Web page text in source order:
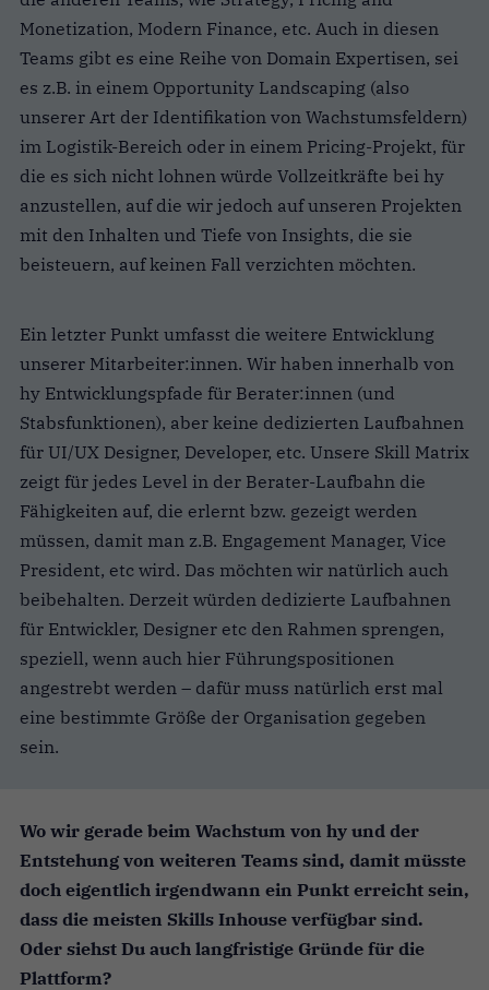
Monetization, Modern Finance, etc. Auch in diesen
Teams gibt es eine Reihe von Domain Expertisen, sei
es z.B. in einem Opportunity Landscaping (also
unserer Art der Identifikation von Wachstumsfeldern)
im Logistik-Bereich oder in einem Pricing-Projekt, für
die es sich nicht lohnen würde Vollzeitkräfte bei hy
anzustellen, auf die wir jedoch auf unseren Projekten
mit den Inhalten und Tiefe von Insights, die sie
beisteuern, auf keinen Fall verzichten möchten.
Ein letzter Punkt umfasst die weitere Entwicklung
unserer Mitarbeiter:innen. Wir haben innerhalb von
hy Entwicklungspfade für Berater:innen (und
Stabsfunktionen), aber keine dedizierten Laufbahnen
für UI/UX Designer, Developer, etc. Unsere Skill Matrix
zeigt für jedes Level in der Berater-Laufbahn die
Fähigkeiten auf, die erlernt bzw. gezeigt werden
müssen, damit man z.B. Engagement Manager, Vice
President, etc wird. Das möchten wir natürlich auch
beibehalten. Derzeit würden dedizierte Laufbahnen
für Entwickler, Designer etc den Rahmen sprengen,
speziell, wenn auch hier Führungspositionen
angestrebt werden – dafür muss natürlich erst mal
eine bestimmte Größe der Organisation gegeben
sein.
Wo wir gerade beim Wachstum von hy und der
Entstehung von weiteren Teams sind, damit müsste
doch eigentlich irgendwann ein Punkt erreicht sein,
dass die meisten Skills Inhouse verfügbar sind.
Oder siehst Du auch langfristige Gründe für die
Plattform?